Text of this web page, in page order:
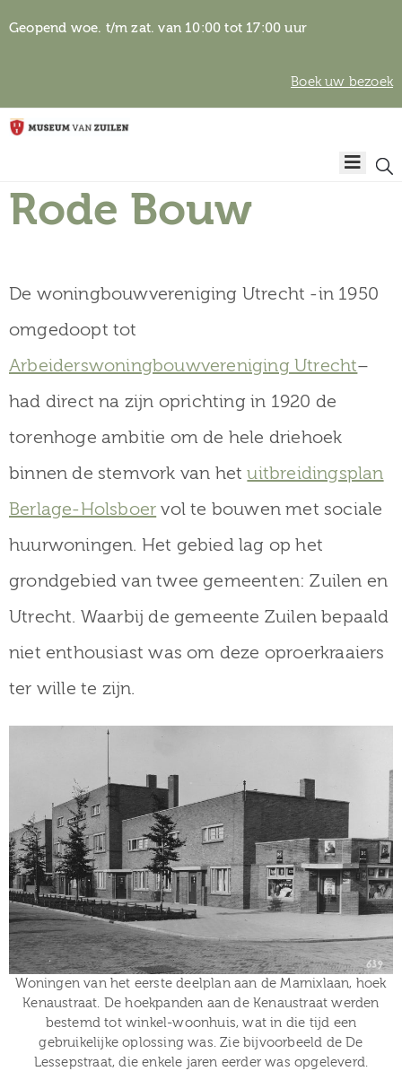
Geopend woe. t/m zat. van 10:00 tot 17:00 uur
Boek uw bezoek
Home
Plan
Over het
museum
Activiteiten
Verhalen
over
Zuilen
Rode Bouw
De woningbouwvereniging Utrecht -in 1950
omgedoopt tot
Arbeiderswoningbouwvereniging Utrecht–
had direct na zijn oprichting in 1920 de
torenhoge ambitie om de hele driehoek
binnen de stemvork van hetuitbreidingsplan
Berlage-Holsboer vol te bouwen met sociale
huurwoningen. Het gebied lag op het
grondgebied van twee gemeenten: Zuilen en
Utrecht. Waarbij de gemeente Zuilen bepaald
niet enthousiast was om deze oproerkraaiers
ter wille te zijn.
Woningen van het eerste deelplan aan de Marnixlaan, hoek
Kenaustraat. De hoekpanden aan de Kenaustraat werden
bestemd tot winkel-woonhuis, wat in die tijd een
gebruikelijke oplossing was. Zie bijvoorbeeld de De
Lessepstraat, die enkele jaren eerder was opgeleverd.
Algemene
Auteursrechten